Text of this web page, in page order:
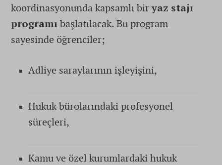
koordinasyonunda kapsamlı biryaz stajı
programıbaşlatılacak. Bu program
sayesinde öğrenciler;
Adliye saraylarının işleyişini,
Hukuk bürolarındaki profesyonel
süreçleri,
Kamu ve özel kurumlardaki hukuk